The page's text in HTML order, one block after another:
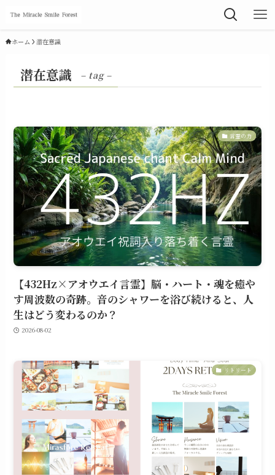
ホーム 潜在意識
潜在意識 – tag –
言霊の力
【432Hz×アオウエイ言霊】脳・ハート・魂を癒や
す周波数の奇跡。音のシャワーを浴び続けると、人
生はどう変わるのか？
2026-08-02
リトリート